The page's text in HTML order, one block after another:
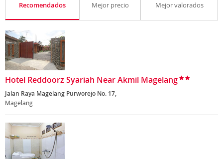
Recomendados Mejor precio Mejor valorados
Hotel Reddoorz Syariah Near Akmil Magelang
Jalan Raya Magelang Purworejo No. 17,
Magelang